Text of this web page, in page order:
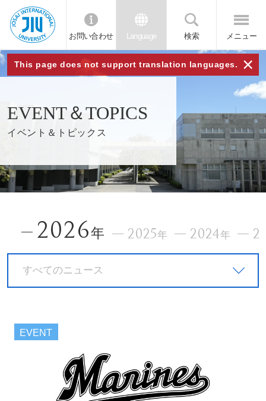
JIU
国際
大学
お問い合わせ Language 検索 メニュー
This page does not support translation languages. ×
EVENT＆TOPICS
イベント＆トピックス
2026年 2025年 2024年
すべてのニュース
EVENT